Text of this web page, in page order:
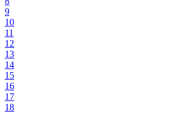
9
10
11
12
13
14
15
16
17
18